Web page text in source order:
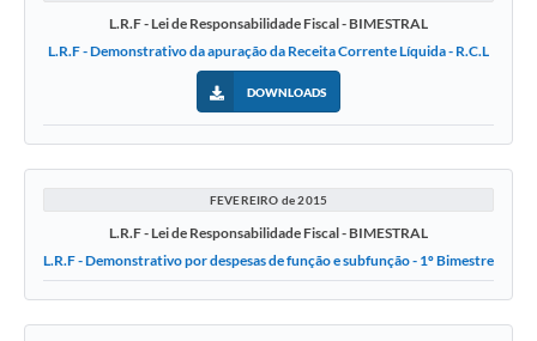
L.R.F - Lei de Responsabilidade Fiscal - BIMESTRAL
L.R.F - Demonstrativo da apuração da Receita Corrente Líquida - R.C.L
DOWNLOADS
FEVEREIRO de 2015
L.R.F - Lei de Responsabilidade Fiscal - BIMESTRAL
L.R.F - Demonstrativo por despesas de função e subfunção - 1º Bimestre